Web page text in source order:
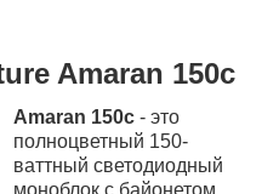
Amaran 150c
Amaran 150c - это
полноцветный 150-
ваттный светодиодный
моноблок с байонетом